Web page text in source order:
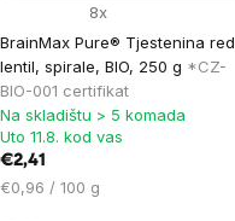
BrainMax Pure® Tjestenina red
lentil, spirale, BIO, 250 g *CZ-
BIO-001 certifikat
8x
Na skladištu > 5 komada
Uto 11.8. kod vas
€2,41
Cijena
€0,96 / 100 g